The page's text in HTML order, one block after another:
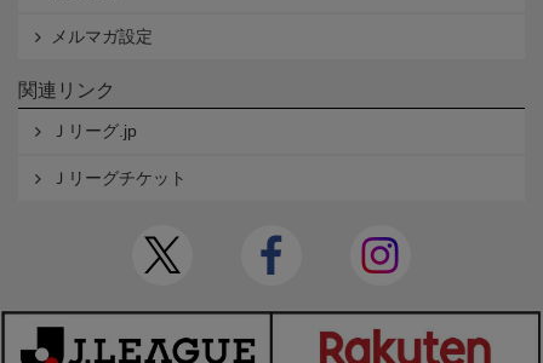
メルマガ設定
関連リンク
Ｊリーグ.jp
Ｊリーグチケット